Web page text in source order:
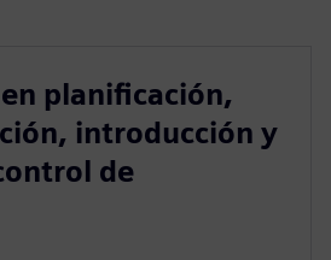
planificación,
introducción y
de